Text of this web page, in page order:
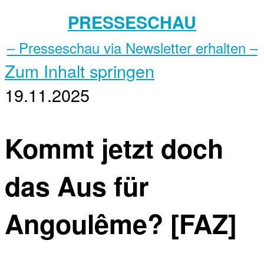
PRESSESCHAU
– Presseschau via Newsletter erhalten –
Zum Inhalt springen
19.11.2025
Kommt jetzt doch
das Aus für
Angoulême? [FAZ]